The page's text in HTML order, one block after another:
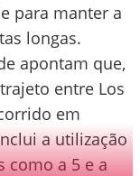
para manter a
longas.
apontam que,
entre Los
em
a utilização
como a 5 e a